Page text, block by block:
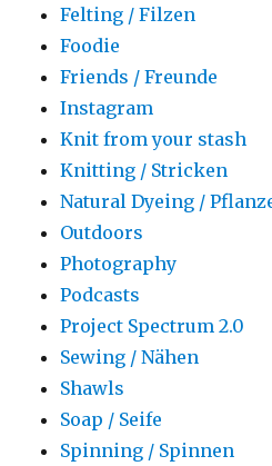
Felting / Filzen
Foodie
Friends / Freunde
Instagram
Knit from your stash
Knitting / Stricken
Natural Dyeing /
Outdoors
Photography
Podcasts
Project Spectrum 2.0
Sewing / Nähen
Shawls
Soap / Seife
Spinning / Spinnen